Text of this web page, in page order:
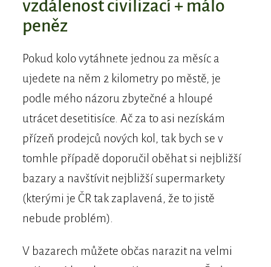
vzdálenost civilizací + málo
peněz
Pokud kolo vytáhnete jednou za měsíc a
ujedete na něm 2 kilometry po městě, je
podle mého názoru zbytečné a hloupé
utrácet desetitisíce. Ač za to asi nezískám
přízeň prodejců nových kol, tak bych se v
tomhle případě doporučil oběhat si nejbližší
bazary a navštívit nejbližší supermarkety
(kterými je ČR tak zaplavená, že to jistě
nebude problém).
V bazarech můžete občas narazit na velmi